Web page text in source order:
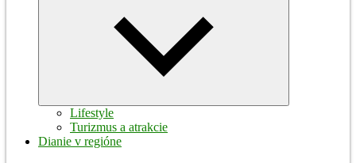
Lifestyle
Turizmus a atrakcie
Dianie v regióne